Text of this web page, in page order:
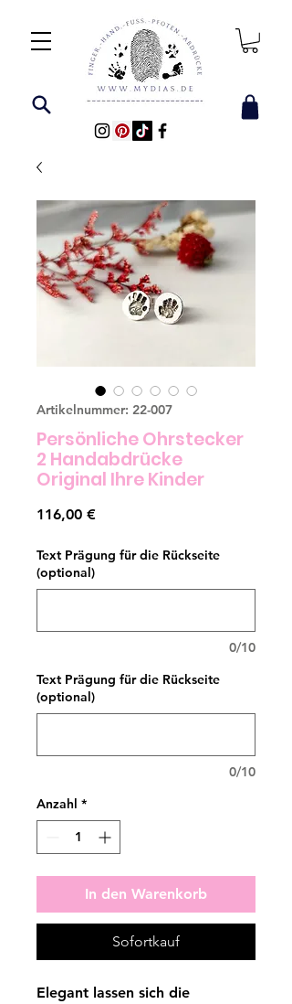
Artikelnummer: 22-007
Persönliche Ohrstecker
2 Handabdrücke
Original Ihre Kinder
116,00 €Preis
Text Prägung für die Rückseite
(optional)
0/10
Text Prägung für die Rückseite
(optional)
0/10
Anzahl *
In den Warenkorb
Sofortkauf
Elegant lassen sich die